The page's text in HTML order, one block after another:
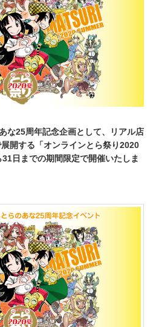
0
2
0
な25周年記念企画として、リアル店
開する「オンラインとら祭り2020
日までの期間限定で開催いたしま